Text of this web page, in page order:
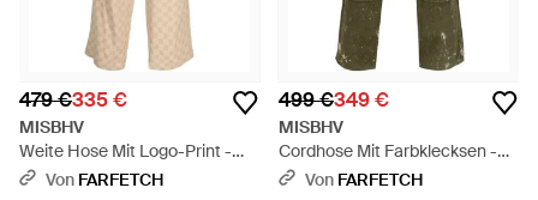
479 €335 €
MISBHV
Weite Hose Mit Logo-Print -
Natur
Von FARFETCH
499 €349 €
MISBHV
Cordhose Mit Farbklecksen -
GrünVon FARFETCH